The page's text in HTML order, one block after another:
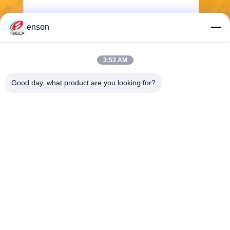
Mengirim
enson
3:53 AM
Good day, what product are you looking for?